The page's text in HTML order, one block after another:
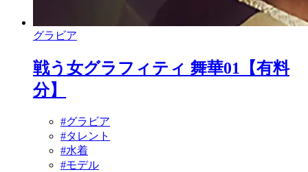
グラビア
戦う女グラフィティ 舞華01【有料
分】
#グラビア
#タレント
#水着
#モデル